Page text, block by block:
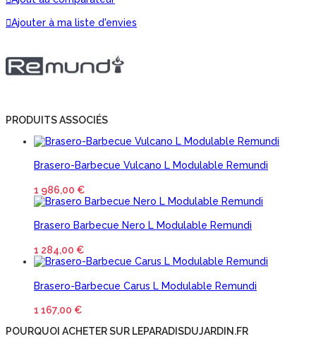
Ajouter à ma liste d'envies
PRODUITS ASSOCIÉS
Brasero-Barbecue Vulcano L Modulable Remundi
1 986,00 €
Brasero Barbecue Nero L Modulable Remundi
1 284,00 €
Brasero-Barbecue Carus L Modulable Remundi
1 167,00 €
POURQUOI ACHETER SUR LEPARADISDUJARDIN.FR